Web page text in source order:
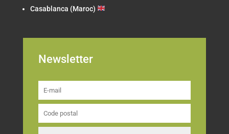
Casablanca (Maroc)
Newsletter